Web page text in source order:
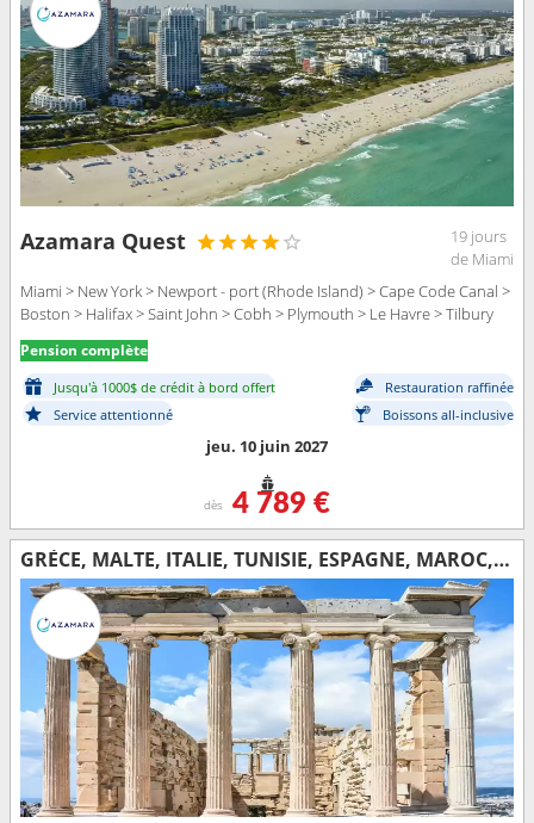
Azamara Quest
19 jours
de Miami
Miami > New York > Newport - port (Rhode Island) > Cape Code Canal >
Boston > Halifax > Saint John > Cobh > Plymouth > Le Havre > Tilbury
Pension complète
Jusqu'à 1000$ de crédit à bord offert
Restauration raffinée
Service attentionné
Boissons all-inclusive
jeu. 10 juin 2027
dès 4 789 €
GRÈCE, MALTE, ITALIE, TUNISIE, ESPAGNE, MAROC, PORTO RICO, ÉTATS-UNIS